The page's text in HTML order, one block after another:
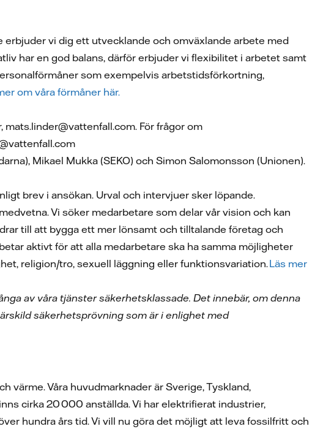
vi dig ett utvecklande och omväxlande arbete med
har en god balans, därför erbjuder vi flexibilitet i arbetet samt
som exempelvis arbetstidsförkortning,
om våra förmåner här.
För frågor om
Mikael Mukka (SEKO) och Simon Salomonsson (Unionen).
brev i ansökan. Urval och intervjuer sker löpande.
Vi söker medarbetare som delar vår vision och kan
till att bygga ett mer lönsamt och tilltalande företag och
aktivt för att alla medarbetare ska ha samma möjligheter
religion/tro, sexuell läggning eller funktionsvariation.Läs mer
av våra tjänster säkerhetsklassade. Det innebär, om denna
säkerhetsprövning som är i enlighet med
värme. Våra huvudmarknader är Sverige, Tyskland,
cirka 20 000 anställda. Vi har elektrifierat industrier,
hundra års tid. Vi vill nu göra det möjligt att leva fossilfritt och